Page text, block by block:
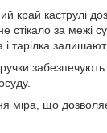
край каструлі
стікало за межі
тарілка
ручки
міра, що